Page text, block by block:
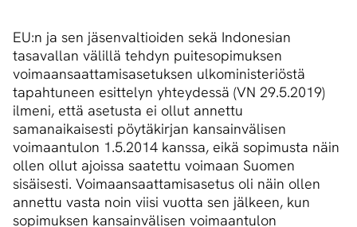
EU:n ja sen jäsenvaltioiden sekä Indonesian
tasavallan välillä tehdyn puitesopimuksen
voimaansaattamisasetuksen ulkoministeriöstä
tapahtuneen esittelyn yhteydessä (VN 29.5.2019)
ilmeni, että asetusta ei ollut annettu
samanaikaisesti pöytäkirjan kansainvälisen
voimaantulon 1.5.2014 kanssa, eikä sopimusta näin
ollen ollut ajoissa saatettu voimaan Suomen
sisäisesti. Voimaansaattamisasetus oli näin ollen
annettu vasta noin viisi vuotta sen jälkeen, kun
sopimuksen kansainvälisen voimaantulon